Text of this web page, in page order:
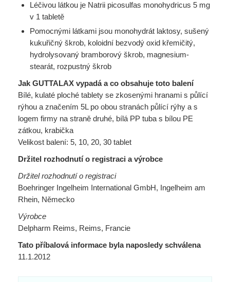
Léčivou látkou je Natrii picosulfas monohydricus 5 mg
v 1 tabletě
Pomocnými látkami jsou monohydrát laktosy, sušený
kukuřičný škrob, koloidní bezvodý oxid křemičitý,
hydrolysovaný bramborový škrob, magnesium-
stearát, rozpustný škrob
Jak GUTTALAX vypadá a co obsahuje toto balení
Bílé, kulaté ploché tablety se zkosenými hranami s půlící
rýhou a značením 5L po obou stranách půlící rýhy a s
logem firmy na straně druhé, bílá PP tuba s bílou PE
zátkou, krabička
Velikost balení: 5, 10, 20, 30 tablet
Držitel rozhodnutí o registraci a výrobce
Držitel rozhodnutí o registraci
Boehringer Ingelheim International GmbH, Ingelheim am
Rhein, Německo
Výrobce
Delpharm Reims, Reims, Francie
Tato příbalová informace byla naposledy schválena
11.1.2012